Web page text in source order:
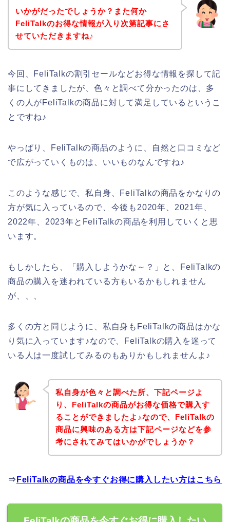
いかがだったでしょうか？また何か
FeliTalkのお得な情報が入り次第記事にさ
せていただきますね♪
今回、FeliTalkの割引セールなどお得な情報を探して記
事にしてきましたが、色々と調べて分かったのは、多
くの人がFeliTalkの商品に対して満足しているというこ
とですね♪
やっぱり、FeliTalkの商品のように、自然と口コミなど
で広がっていくものは、いいものなんですね♪
このような感じで、私自身、FeliTalkの商品をかなりの
方が気に入っているので、今後も2020年、2021年、
2022年、2023年とFeliTalkの商品を利用していくと思
います。
もしかしたら、「購入しようかな～？」と、FeliTalkの
商品の購入を迷われている方もいるかもしれません
が、、、
多くの方と同じように、私自身もFeliTalkの商品はかな
り気に入っています♪なので、FeliTalkの購入を迷って
いる人は一度試してみるのもありかもしれませんよ♪
私自身が色々と調べた所、下記ページよ
り、FeliTalkの商品がお得な価格で購入す
ることができましたよ♪なので、FeliTalkの
商品に興味のある方は下記ページなどを参
考にされてみてはいかがでしょうか？
⇒ FeliTalkの商品を今すぐお得に購入したい方はこちら